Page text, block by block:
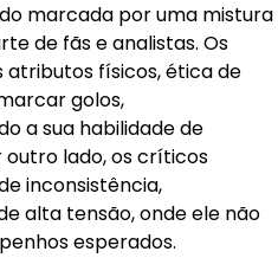
marcada por uma mistura
de fãs e analistas. Os
atributos físicos, ética de
golos,
a sua habilidade de
outro lado, os críticos
inconsistência,
alta tensão, onde ele não
esperados.